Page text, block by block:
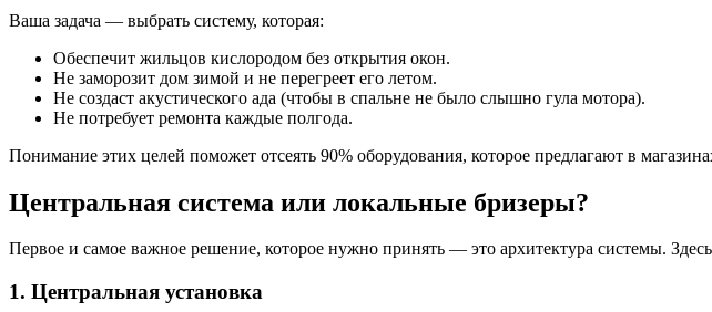
Ваша задача — выбрать систему, которая:
Обеспечит жильцов кислородом без открытия окон.
Не заморозит дом зимой и не перегреет его летом.
Не создаст акустического ада (чтобы в спальне не было слышно гула мотора).
Не потребует ремонта каждые полгода.
Понимание этих целей поможет отсеять 90% оборудования, которое предлагают в
Центральная система или локальные бризеры?
Первое и самое важное решение, которое нужно принять — это архитектура системы.
1. Центральная установка